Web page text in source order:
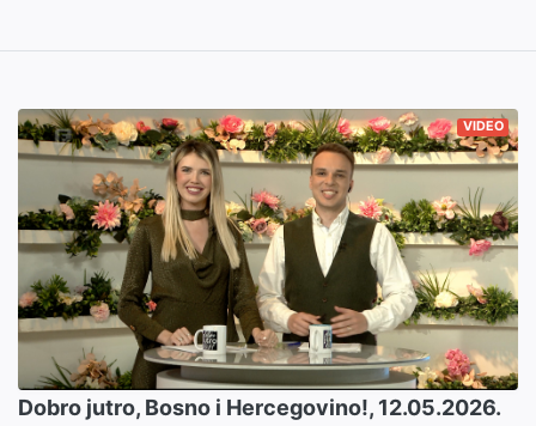
VIDEO
Dobro jutro, Bosno i Hercegovino!, 12.05.2026.